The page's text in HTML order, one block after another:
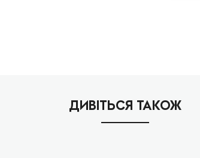
ДИВІТЬСЯ ТАКОЖ